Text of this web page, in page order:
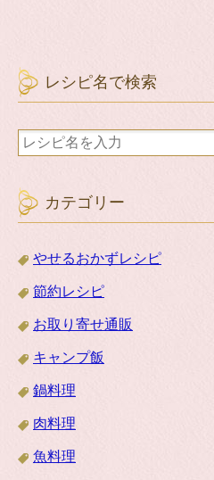
レシピ名で検索
カテゴリー
やせるおかずレシピ
節約レシピ
お取り寄せ通販
キャンプ飯
鍋料理
肉料理
魚料理